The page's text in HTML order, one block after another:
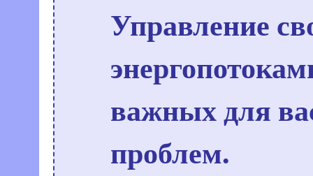
Управление
важных для
проблем.